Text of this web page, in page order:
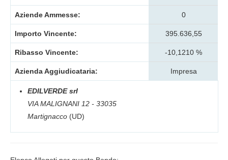
Aziende Ammesse: 0
Importo Vincente: 395.636,55
Ribasso Vincente: -10,1210 %
Azienda Aggiudicataria: Impresa
EDILVERDE srl
VIA MALIGNANI 12 - 33035
Martignacco (UD)